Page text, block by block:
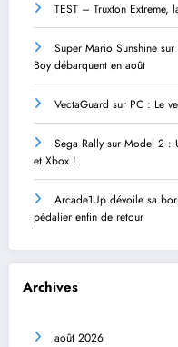
TEST – Truxton
Super Mario Sunshine
Boy débarquent en août
VectaGuard sur PC : Le
Sega Rally sur Model 2 :
et Xbox !
Arcade1Up dévoile sa
pédalier enfin de retour
Archives
août 2026